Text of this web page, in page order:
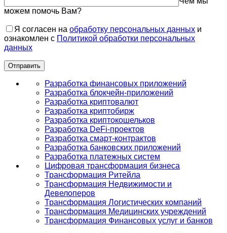
можем помочь Вам?
Я согласен на обработку персональных данных и
ознакомлен с Политикой обработки персональных
данных
Разработка финансовых приложений
Разработка блокчейн-приложений
Разработка криптовалют
Разработка криптобирж
Разработка криптокошельков
Разработка DeFi-проектов
Разработка смарт-контрактов
Разработка банковских приложений
Разработка платежных систем
Цифровая трансформация бизнеса
Трансформация Ритейла
Трансформация Недвижимости и
Девелоперов
Трансформация Логистических компаний
Трансформация Медицинских учреждений
Трансформация Финансовых услуг и банков